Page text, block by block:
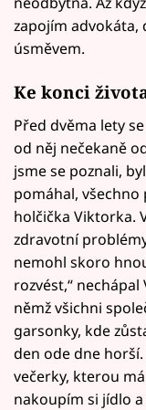
zapojím advokáta,
úsměvem.
Ke konci
Před dvěma lety
od něj nečekaně
jsme se poznali,
pomáhal,
holčička Viktorka.
zdravotní
nemohl skoro
rozvést,“
němž všichni
garsonky, kde
den ode dne
večerky, kterou
nakoupím si jídlo